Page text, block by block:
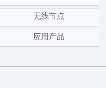
无线节点
应用产品